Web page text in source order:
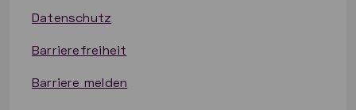
Datenschutz
Barrierefreiheit
Barriere melden